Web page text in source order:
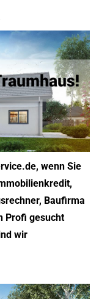
wenn Sie
Baufirma
Profi gesucht
wir